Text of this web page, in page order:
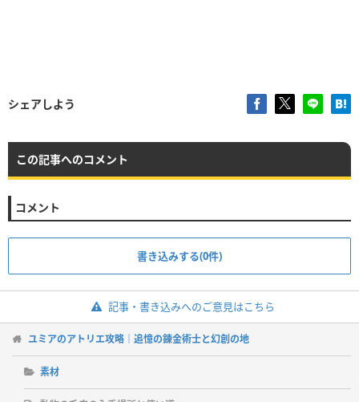
シェアしよう
この記事へのコメント
コメント
書き込みする(0件)
記事・書き込みへのご意見はこちら
ユミアのアトリエ攻略｜追憶の錬金術士と幻創の地
素材